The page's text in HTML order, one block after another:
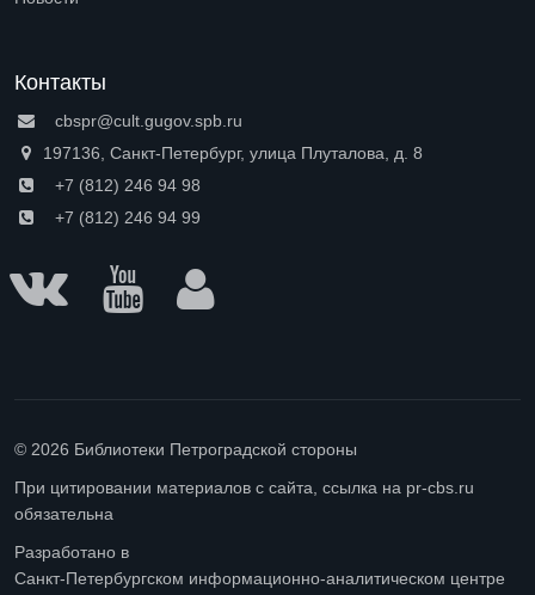
Контакты
cbspr@cult.gugov.spb.ru
197136, Санкт-Петербург, улица Плуталова, д. 8
+7 (812) 246 94 98
+7 (812) 246 94 99
© 2026 Библиотеки Петроградской стороны
При цитировании материалов с сайта, ссылка на pr-cbs.ru
обязательна
Разработано в
Санкт-Петербургском информационно-аналитическом центре